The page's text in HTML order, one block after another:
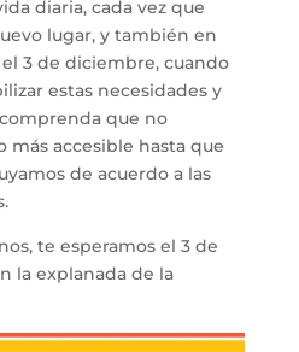
diaria, cada vez que
lugar, y también en
3 de diciembre, cuando
estas necesidades y
que no
accesible hasta que
de acuerdo a las
te esperamos el 3 de
la explanada de la